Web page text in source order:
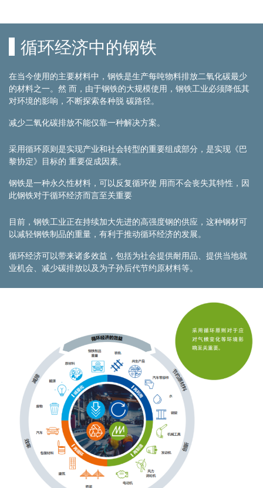
循环经济中的钢铁
在当今使用的主要材料中，钢铁是生产每吨物料排放二氧化碳最少
的材料之一。然 而，由于钢铁的大规模使用，钢铁工业必须降低其
对环境的影响，不断探索各种脱 碳路径。
减少二氧化碳排放不能仅靠一种解决方案。
采用循环原则是实现产业和社会转型的重要组成部分，是实现《巴
黎协定》目标的 重要促成因素。
钢铁是一种永久性材料，可以反复循环使 用而不会丧失其特性，因
此钢铁对于循环经济而言至关重要
目前，钢铁工业正在持续加大先进的高强度钢的供应，这种钢材可
以减轻钢铁制品的重量，有利于推动循环经济的发展。
循环经济可以带来诸多效益，包括为社会提供耐用品、提供当地就
业机会、减少碳排放以及为子孙后代节约原材料等。